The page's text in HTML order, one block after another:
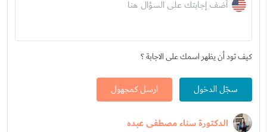
أضف إجابتك على السؤال هنا
كيف تود أن يظهر اسمك على الاجابة ؟
سجّل الدخول ارسل كمجهول
الدكتورة سناء مصطفى عبده